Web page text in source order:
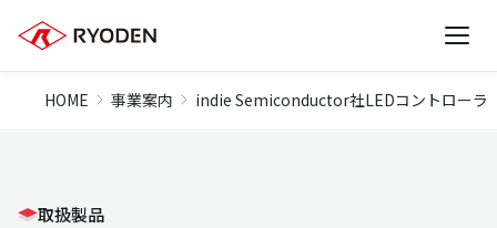
HOME 事業案内 indie Semiconductor社LEDコントローラ
取扱製品